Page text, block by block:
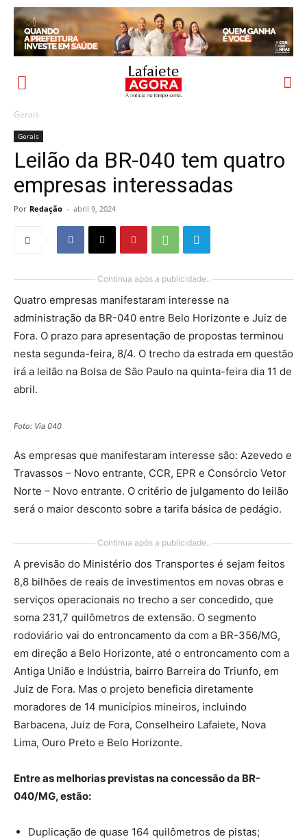
Gerais
Gerais
Leilão da BR-040 tem quatro
empresas interessadas
Por Redação - abril 9, 2024
Continua após a publicidade..
Quatro empresas manifestaram interesse na
administração da BR-040 entre Belo Horizonte e Juiz de
Fora. O prazo para apresentação de propostas terminou
nesta segunda-feira, 8/4. O trecho da estrada em questão
irá a leilão na Bolsa de São Paulo na quinta-feira dia 11 de
abril.
Foto: Via 040
As empresas que manifestaram interesse são: Azevedo e
Travassos – Novo entrante, CCR, EPR e Consórcio Vetor
Norte – Novo entrante. O critério de julgamento do leilão
será o maior desconto sobre a tarifa básica de pedágio.
Continua após a publicidade..
A previsão do Ministério dos Transportes é sejam feitos
8,8 bilhões de reais de investimentos em novas obras e
serviços operacionais no trecho a ser concedido, que
soma 231,7 quilômetros de extensão. O segmento
rodoviário vai do entroncamento da com a BR-356/MG,
em direção a Belo Horizonte, até o entroncamento com a
Antiga União e Indústria, bairro Barreira do Triunfo, em
Juiz de Fora. Mas o projeto beneficia diretamente
moradores de 14 municípios mineiros, incluindo
Barbacena, Juiz de Fora, Conselheiro Lafaiete, Nova
Lima, Ouro Preto e Belo Horizonte.
Entre as melhorias previstas na concessão da BR-
040/MG, estão:
Duplicação de quase 164 quilômetros de pistas;